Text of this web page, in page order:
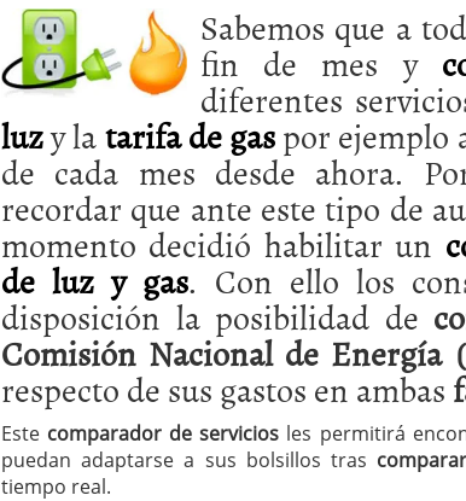
llegar
tarde
16
de abril
de 2026
Comparativa Costes vs Agilidad: ¿Por
acelera la rentabilidad? 12 de diciembre
Meses sin intereses: Cómo aprovechar
compras
24 de noviembre de 2025
Planificar tu herencia también es una
a los costes 21 de noviembre de 2025
¿Cuánto cuesta un software punto de
Sabemos que a
fin de mes y
diferentes
luzy latarifa de gaspor ejemplo
de cada mes desde ahora.
recordar que ante este tipo de
momento decidió habilitar un
de luz y gas. Con ello los
disposición la posibilidad de
Comisión Nacional de Energía
respecto de sus gastos en ambas
Este comparador de servicios les permitirá
puedan adaptarse a sus bolsillos tras
tiempo real.